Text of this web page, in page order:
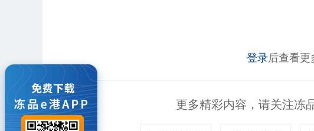
登录后查看更
更多精彩内容，请关注冻